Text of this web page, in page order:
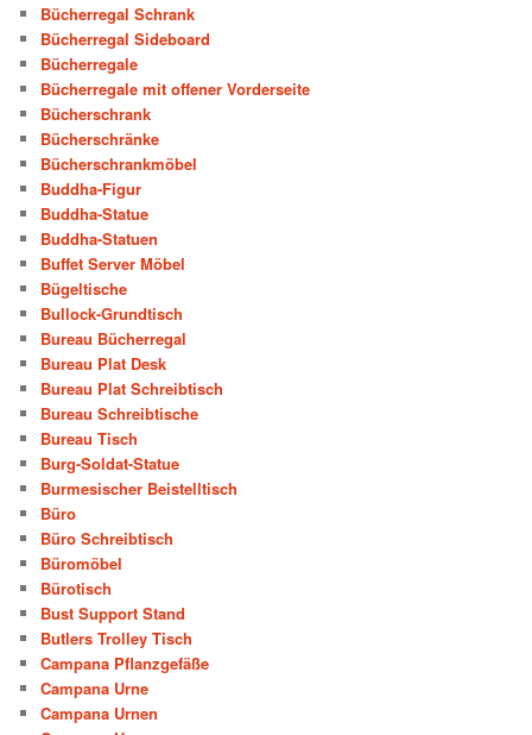
Bücherregal Schrank
Bücherregal Sideboard
Bücherregale
Bücherregale mit offener Vorderseite
Bücherschrank
Bücherschränke
Bücherschrankmöbel
Buddha-Figur
Buddha-Statue
Buddha-Statuen
Buffet Server Möbel
Bügeltische
Bullock-Grundtisch
Bureau Bücherregal
Bureau Plat Desk
Bureau Plat Schreibtisch
Bureau Schreibtische
Bureau Tisch
Burg-Soldat-Statue
Burmesischer Beistelltisch
Büro
Büro Schreibtisch
Büromöbel
Bürotisch
Bust Support Stand
Butlers Trolley Tisch
Campana Pflanzgefäße
Campana Urne
Campana Urnen